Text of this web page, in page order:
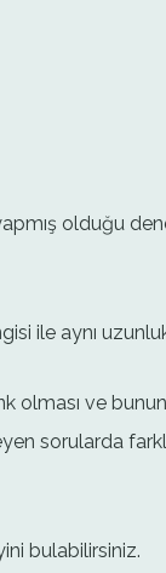
olduğu
ile aynı
olması ve
sorularda
bulabilirsiniz.